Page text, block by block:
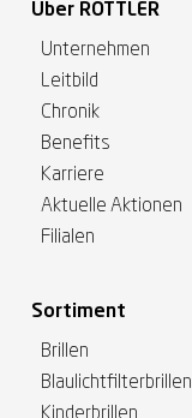
Über ROTTLER
Unternehmen
Leitbild
Chronik
Benefits
Karriere
Aktuelle Aktionen
Filialen
Sortiment
Brillen
Blaulichtfilterbrillen